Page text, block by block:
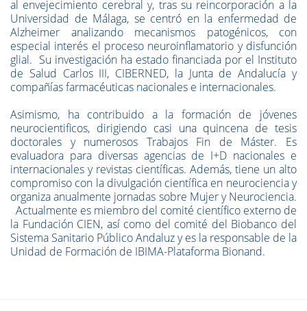
al envejecimiento cerebral y, tras su reincorporación a la
Universidad de Málaga, se centró en la enfermedad de
Alzheimer analizando mecanismos patogénicos, con
especial interés el proceso neuroinflamatorio y disfunción
glial. Su investigación ha estado financiada por el Instituto
de Salud Carlos III, CIBERNED, la Junta de Andalucía y
compañías farmacéuticas nacionales e internacionales.
Asimismo, ha contribuido a la formación de jóvenes
neurocientificos, dirigiendo casi una quincena de tesis
doctorales y numerosos Trabajos Fin de Máster. Es
evaluadora para diversas agencias de I+D nacionales e
internacionales y revistas científicas. Además, tiene un alto
compromiso con la divulgación científica en neurociencia y
organiza anualmente jornadas sobre Mujer y Neurociencia.
Actualmente es miembro del comité científico externo de
la Fundación CIEN, así como del comité del Biobanco del
Sistema Sanitario Público Andaluz y es la responsable de la
Unidad de Formación de IBIMA-Plataforma Bionand.